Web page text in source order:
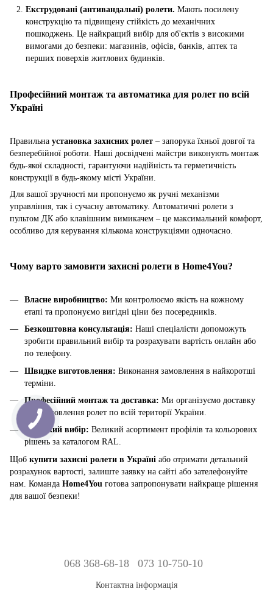
Екструдовані (антивандальні) ролети. Мають посилену
конструкцію та підвищену стійкість до механічних
пошкоджень. Це найкращий вибір для об'єктів з високими
вимогами до безпеки: магазинів, офісів, банків, аптек та
перших поверхів житлових будинків.
Професійний монтаж та автоматика для ролет по всій
Україні
Правильна установка захисних ролет – запорука їхньої довгої та
безперебійної роботи. Наші досвідчені майстри виконують монтаж
будь-якої складності, гарантуючи надійність та герметичність
конструкції в будь-якому місті України.
Для вашої зручності ми пропонуємо як ручні механізми
управління, так і сучасну автоматику. Автоматичні ролети з
пультом ДК або клавішним вимикачем – це максимальний комфорт,
особливо для керування кількома конструкціями одночасно.
Чому варто замовити захисні ролети в Home4You?
Власне виробництво: Ми контролюємо якість на кожному
етапі та пропонуємо вигідні ціни без посередників.
Безкоштовна консультація: Наші спеціалісти допоможуть
зробити правильний вибір та розрахувати вартість онлайн або
по телефону.
Швидке виготовлення: Виконання замовлення в найкоротші
терміни.
Професійний монтаж та доставка: Ми організуємо доставку
та встановлення ролет по всій території України.
Широкий вибір: Великий асортимент профілів та кольорових
рішень за каталогом RAL.
Щоб купити захисні ролети в Україні або отримати детальний
розрахунок вартості, залиште заявку на сайті або зателефонуйте
нам. Команда Home4You готова запропонувати найкраще рішення
для вашої безпеки!
068 368-68-18 073 10-750-10
Контактна інформація